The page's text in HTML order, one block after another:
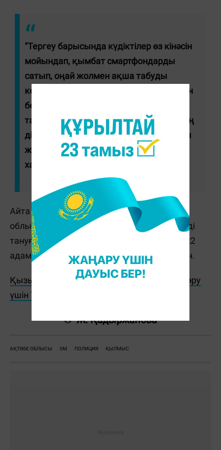
"Тергеу барысында күдіктілер өз кінәсін
мойындап, қымбат смартфондарды
сатып, оңай жолмен ақша табуды
көздегенін айтты. Сондай-ақ, олар бетін
бейнебақылау камералары арқылы
танылмау үшін жапқанын, бұл әрекеттің
діни ұстаныммен ешқандай байланысы
жоқ екенін жеткізді", - деп жазылған
хабарламада.
Айта кетейік, жыл басынан бері Ақтөбе
облысында қоғамдық орындарда бет-жүзді
тануға кедергі келтіретін киім кигені үшін 22
адам әкімшілік жауапкершілікке тартылған.
Қызықты жаңалықтар мен видеоларды көру
үшін TikTok арнамызға жазылыңыз!
Ж. Қадыржанова
АҚТӨБЕ ОБЛЫСЫ ІІМ ПОЛИЦИЯ ҚЫЛМЫС